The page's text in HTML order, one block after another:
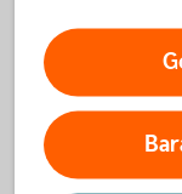
Vilket